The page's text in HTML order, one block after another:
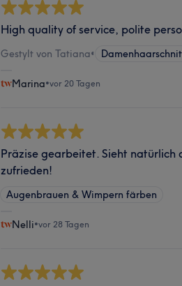
High quality of service, polite
Gestylt von Tatiana•
Marina•vor 20 Tagen
Präzise gearbeitet. Sieht natürlich
zufrieden!
Augenbrauen & Wimpern färben
Nelli•vor 28 Tagen